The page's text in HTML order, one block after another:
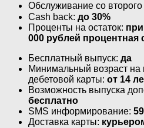
Обслуживание со второго
Cash back: до 30%
Проценты на остаток:
000 рублей процентная
Бесплатный выпуск: да
Минимальный возраст на
дебетовой карты: от 14
Возможность выпуска
бесплатно
SMS информирование:
Доставка карты: